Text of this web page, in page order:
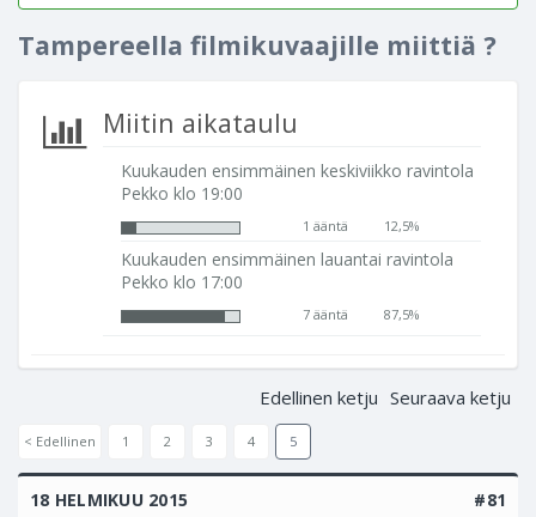
Tampereella filmikuvaajille miittiä ?
Miitin aikataulu
Kuukauden ensimmäinen keskiviikko ravintola
Pekko klo 19:00
1 ääntä 12,5%
Kuukauden ensimmäinen lauantai ravintola
Pekko klo 17:00
7 ääntä 87,5%
Edellinen ketju Seuraava ketju
< Edellinen 1 2 3 4 5
18 HELMIKUU 2015 #81